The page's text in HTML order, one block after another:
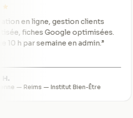
Réservation en ligne, gestion clients
fiches Google optimisées.
gagne 10 h par semaine en admin.
H.
— Reims—Institut Bien-Être